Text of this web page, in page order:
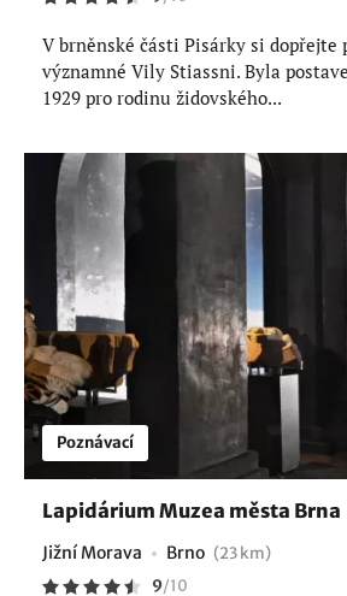
V brněnské části Pisárky si dopřejte
významné Vily Stiassni. Byla
1929 pro rodinu židovského...
Poznávací
Lapidárium Muzea města Brna
Jižní Morava Brno (23 km)
9/10